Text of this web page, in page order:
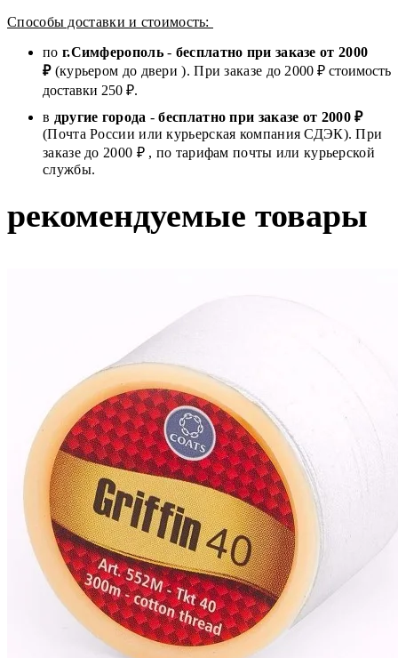
Способы доставки и стоимость:
по г.Симферополь- бесплатно при заказе от 2000
₽(курьером до двери ). При заказе до 2000 ₽ стоимость
доставки 250 ₽.
в другие города -бесплатно при заказе от 2000 ₽
(Почта России или курьерская компания СДЭК). При
заказе до 2000 ₽ , по тарифам почты или курьерской
службы.
рекомендуемые товары